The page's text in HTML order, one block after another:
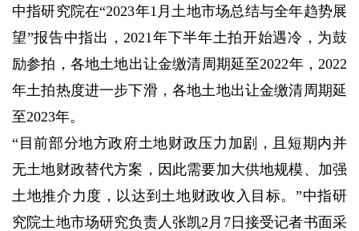
中指研究院在“2023年1月土地市场总结与全年趋势展
望”报告中指出，2021年下半年土拍开始遇冷，为鼓
励参拍，各地土地出让金缴清周期延至2022年，2022
年土拍热度进一步下滑，各地土地出让金缴清周期延
至2023年。
“目前部分地方政府土地财政压力加剧，且短期内并
无土地财政替代方案，因此需要加大供地规模、加强
土地推介力度，以达到土地财政收入目标。”中指研
究院土地市场研究负责人张凯2月7日接受记者书面采